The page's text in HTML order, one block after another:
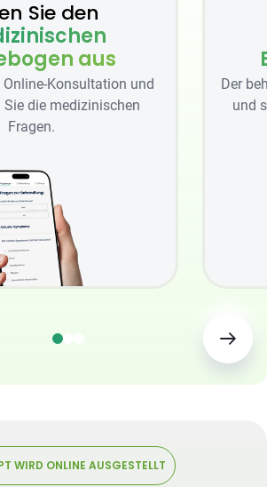
Sie den
aus
Konsultation und
Sie die medizinischen
Fragen.
Der
und
WIRD ONLINE AUSGESTELLT